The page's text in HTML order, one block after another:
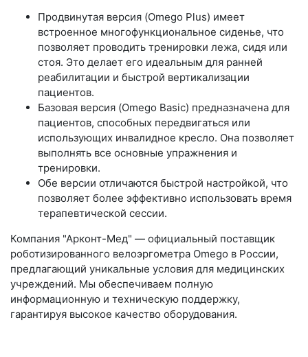
Продвинутая версия (Omego Plus) имеет
встроенное многофункциональное сиденье, что
позволяет проводить тренировки лежа, сидя или
стоя. Это делает его идеальным для ранней
реабилитации и быстрой вертикализации
пациентов.
Базовая версия (Omego Basic) предназначена для
пациентов, способных передвигаться или
использующих инвалидное кресло. Она позволяет
выполнять все основные упражнения и
тренировки.
Обе версии отличаются быстрой настройкой, что
позволяет более эффективно использовать время
терапевтической сессии.
Компания "Арконт-Мед" — официальный поставщик
роботизированного велоэргометра Omego в России,
предлагающий уникальные условия для медицинских
учреждений. Мы обеспечиваем полную
информационную и техническую поддержку,
гарантируя высокое качество оборудования.